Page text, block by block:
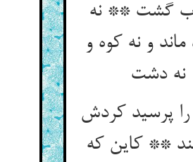
گشت ** نه
ماند و نه کوه و
نه دشت‏
پرسید کردش
** کاین که